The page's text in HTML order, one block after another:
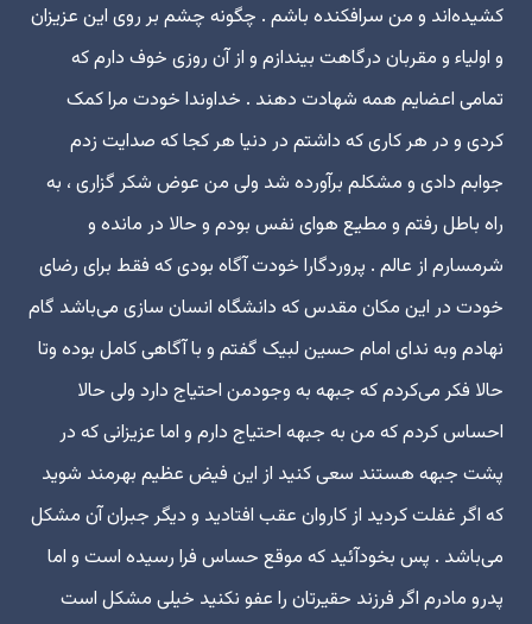
کشیده‌اند و من سرافکنده باشم . چگونه چشم بر روی این عزیزان
و اولیاء و مقربان درگاهت بیندازم و از آن روزی خوف دارم که
تمامی اعضایم همه شهادت دهند . خداوندا خودت مرا کمک
کردی و در هر کاری که داشتم در دنیا هر کجا که صدایت زدم
جوابم دادی و مشکلم برآورده شد ولی من عوض شکر گزاری ، به
راه باطل رفتم و مطیع هوای نفس بودم و حالا در مانده و
شرمسارم از عالم . پروردگارا خودت آگاه بودی که فقط برای رضای
خودت در این مکان مقدس که دانشگاه انسان سازی می‌باشد گام
نهادم وبه ندای امام حسین لبیک گفتم و با آگاهی کامل بوده وتا
حالا فکر می‌کردم که جبهه به وجودمن احتیاج دارد ولی حالا
احساس کردم که من به جبهه احتیاج دارم و اما عزیزانی که در
پشت جبهه هستند سعی کنید از این فیض عظیم بهرمند شوید
که اگر غفلت کردید از کاروان عقب افتادید و دیگر جبران آن مشکل
می‌باشد . پس بخودآئید که موقع حساس فرا رسیده است و اما
پدرو مادرم اگر فرزند حقیرتان را عفو نکنید خیلی مشکل است